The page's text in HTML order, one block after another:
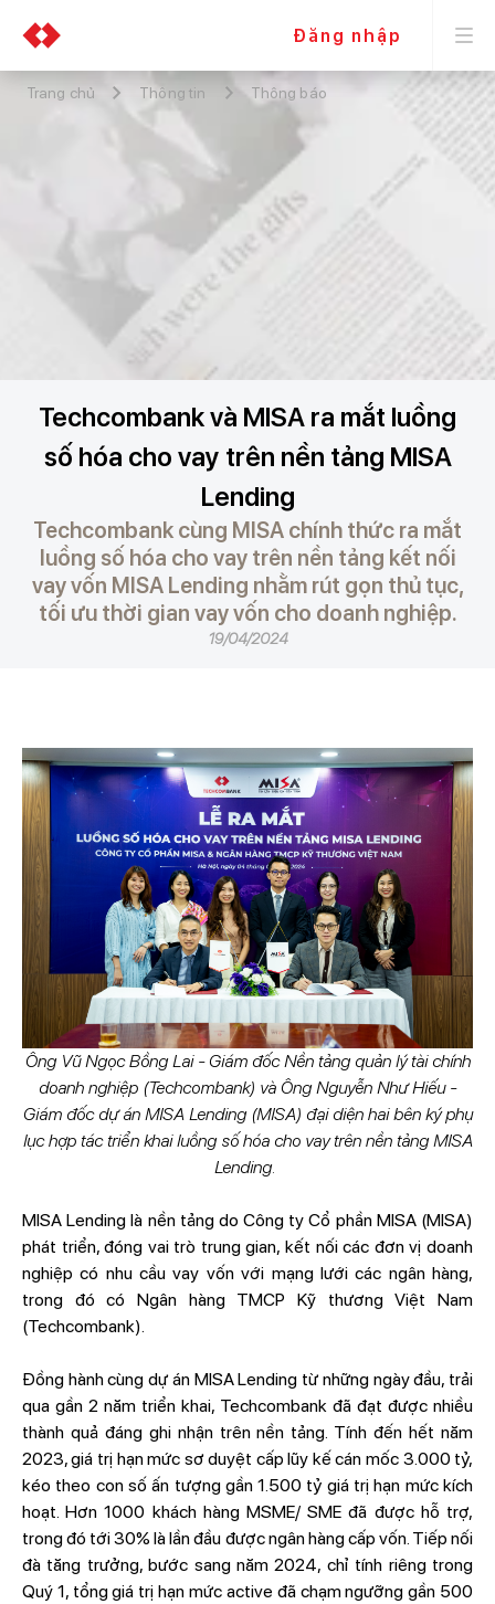
Đăng nhập
Trang chủ Thông tin Thông báo
Techcombank và MISA ra mắt luồng
số hóa cho vay trên nền tảng MISA
Lending
Techcombank cùng MISA chính thức ra mắt
luồng số hóa cho vay trên nền tảng kết nối
vay vốn MISA Lending nhằm rút gọn thủ tục,
tối ưu thời gian vay vốn cho doanh nghiệp.
19/04/2024
Ông Vũ Ngọc Bồng Lai - Giám đốc Nền tảng quản lý tài chính
doanh nghiệp (Techcombank) và Ông Nguyễn Như Hiếu -
Giám đốc dự án MISA Lending (MISA) đại diện hai bên ký phụ
lục hợp tác triển khai luồng số hóa cho vay trên nền tảng MISA
Lending.
MISA Lending là nền tảng do Công ty Cổ phần MISA (MISA)
phát triển, đóng vai trò trung gian, kết nối các đơn vị doanh
nghiệp có nhu cầu vay vốn với mạng lưới các ngân hàng,
trong đó có Ngân hàng TMCP Kỹ thương Việt Nam
(Techcombank).
Đồng hành cùng dự án MISA Lending từ những ngày đầu, trải
qua gần 2 năm triển khai, Techcombank đã đạt được nhiều
thành quả đáng ghi nhận trên nền tảng. Tính đến hết năm
2023, giá trị hạn mức sơ duyệt cấp lũy kế cán mốc 3.000 tỷ,
kéo theo con số ấn tượng gần 1.500 tỷ giá trị hạn mức kích
hoạt. Hơn 1000 khách hàng MSME/ SME đã được hỗ trợ,
trong đó tới 30% là lần đầu được ngân hàng cấp vốn. Tiếp nối
đà tăng trưởng, bước sang năm 2024, chỉ tính riêng trong
Quý 1, tổng giá trị hạn mức active đã chạm ngưỡng gần 500